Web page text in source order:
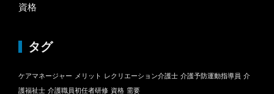
資格
タグ
ケアマネージャー メリット レクリエーション介護士 介護予防運動指導員 介
護福祉士 介護職員初任者研修 資格 需要